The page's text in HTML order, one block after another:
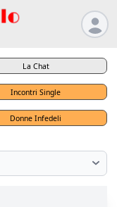
La Chat
Incontri Single
Donne Infedeli